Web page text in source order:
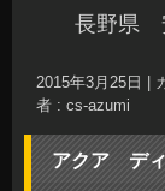
長野県
2015年3月25日
者 : cs-azumi
アクア デ